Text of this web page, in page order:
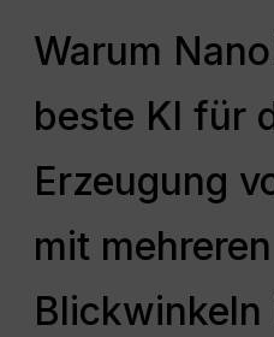
Warum
beste KI für
Erzeugung
mit mehreren
Blickwinkeln